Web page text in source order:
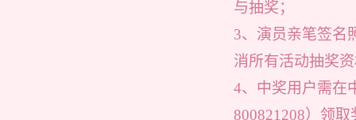
与抽奖；
3、演员亲笔签名
消所有活动抽奖
4、中奖用户需在
800821208）领